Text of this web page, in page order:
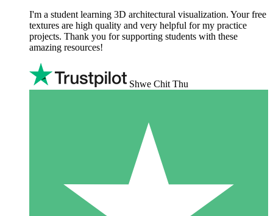
I'm a student learning 3D architectural visualization. Your free
textures are high quality and very helpful for my practice
projects. Thank you for supporting students with these
amazing resources!
Shwe Chit Thu